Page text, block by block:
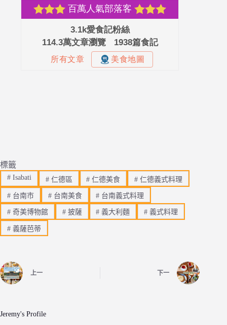
標籤
#Isabati #仁德區 # 仁德美食 # 仁德義式料理
#台南市 #台南美食 # 台南義式料理
#奇美博物館 #披薩 # 義大利麵 # 義式料理
#義薩芭蒂
上一 下一
Jeremy's Profile